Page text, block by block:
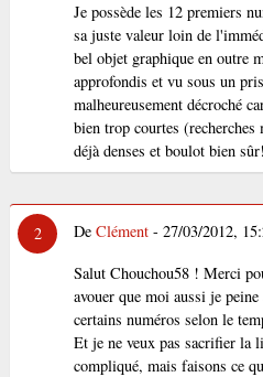
Je possède les 12 premiers
sa juste valeur loin de
bel objet graphique en outre
approfondis et vu sous un
malheureusement décroché
bien trop courtes
déjà denses et boulot bien
2 De Clément- 27/03/2012,
Salut Chouchou58 ! Merci
avouer que moi aussi je
certains numéros selon le
Et je ne veux pas sacrifier la
compliqué, mais faisons ce